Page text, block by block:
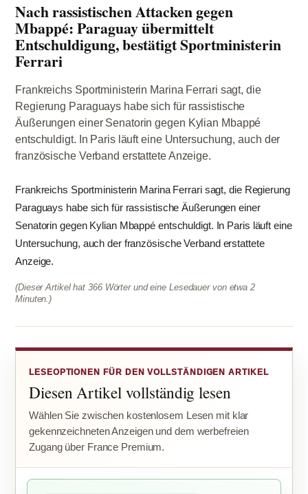
Nach rassistischen Attacken gegen
Mbappé: Paraguay übermittelt
Entschuldigung, bestätigt Sportministerin
Ferrari
Frankreichs Sportministerin Marina Ferrari sagt, die
Regierung Paraguays habe sich für rassistische
Äußerungen einer Senatorin gegen Kylian Mbappé
entschuldigt. In Paris läuft eine Untersuchung, auch der
französische Verband erstattete Anzeige.
Frankreichs Sportministerin Marina Ferrari sagt, die Regierung
Paraguays habe sich für rassistische Äußerungen einer
Senatorin gegen Kylian Mbappé entschuldigt. In Paris läuft eine
Untersuchung, auch der französische Verband erstattete
Anzeige.
(Dieser Artikel hat 366 Wörter und eine Lesedauer von etwa 2
Minuten.)
LESEOPTIONEN FÜR DEN VOLLSTÄNDIGEN ARTIKEL
Diesen Artikel vollständig lesen
Wählen Sie zwischen kostenlosem Lesen mit klar
gekennzeichneten Anzeigen und dem werbefreien
Zugang über France Premium.